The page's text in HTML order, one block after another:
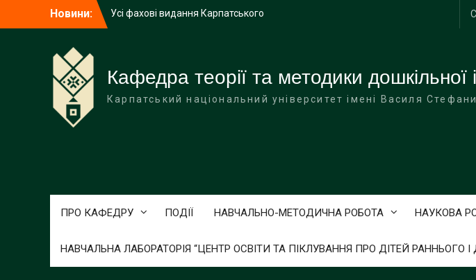
Новини:
Усі фахові видання Карпатського
«Університет – це люди»
КНУВС – у десятці найкращих ЗВО
України за результатами
Кафедра теорії та методики дошкільної
Карпатський національний університет імені Василя
ПРО КАФЕДРУ ПОДІЇ НАВЧАЛЬНО-МЕТОДИЧНА РОБОТА НАУКОВА
НАВЧАЛЬНА ЛАБОРАТОРІЯ “ЦЕНТР ОСВІТИ ТА ПІКЛУВАННЯ ПРО ДІТЕЙ РАННЬОГО І